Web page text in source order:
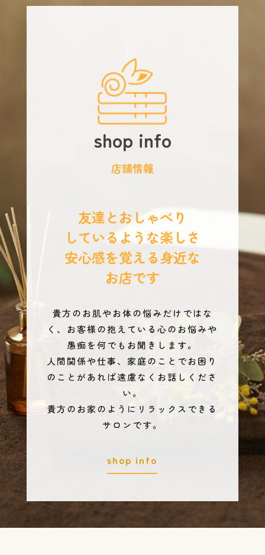
shop info
店舗情報
友達とおしゃべり
しているような楽しさ
安心感を覚える身近な
お店です
貴方のお肌やお体の悩みだけではな
く、お客様の抱えている心のお悩みや
愚痴を何でもお聞きします。
人間関係や仕事、家庭のことでお困り
のことがあれば遠慮なくお話しくださ
い。
貴方のお家のようにリラックスできる
サロンです。
shop info